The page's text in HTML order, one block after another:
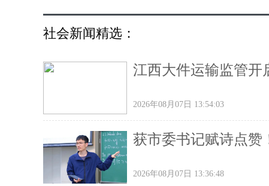
社会新闻精选：
江西大件运输监管开
2026年08月07日 13:54:03
获市委书记赋诗点赞
2026年08月07日 13:36:48